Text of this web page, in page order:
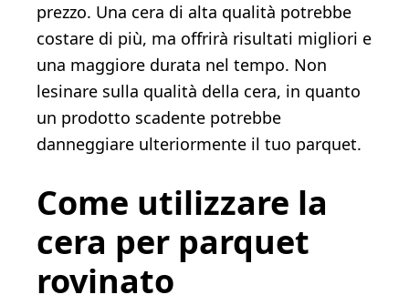
prezzo. Una cera di alta qualità potrebbe
costare di più, ma offrirà risultati migliori e
una maggiore durata nel tempo. Non
lesinare sulla qualità della cera, in quanto
un prodotto scadente potrebbe
danneggiare ulteriormente il tuo parquet.
Come utilizzare la
cera per parquet
rovinato